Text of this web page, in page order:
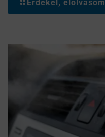
Érdekel, elolvasom